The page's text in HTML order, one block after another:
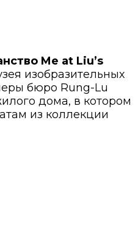
Me at Liu’s
изобразительных
бюро Rung-Lu
дома, в котором
из коллекции